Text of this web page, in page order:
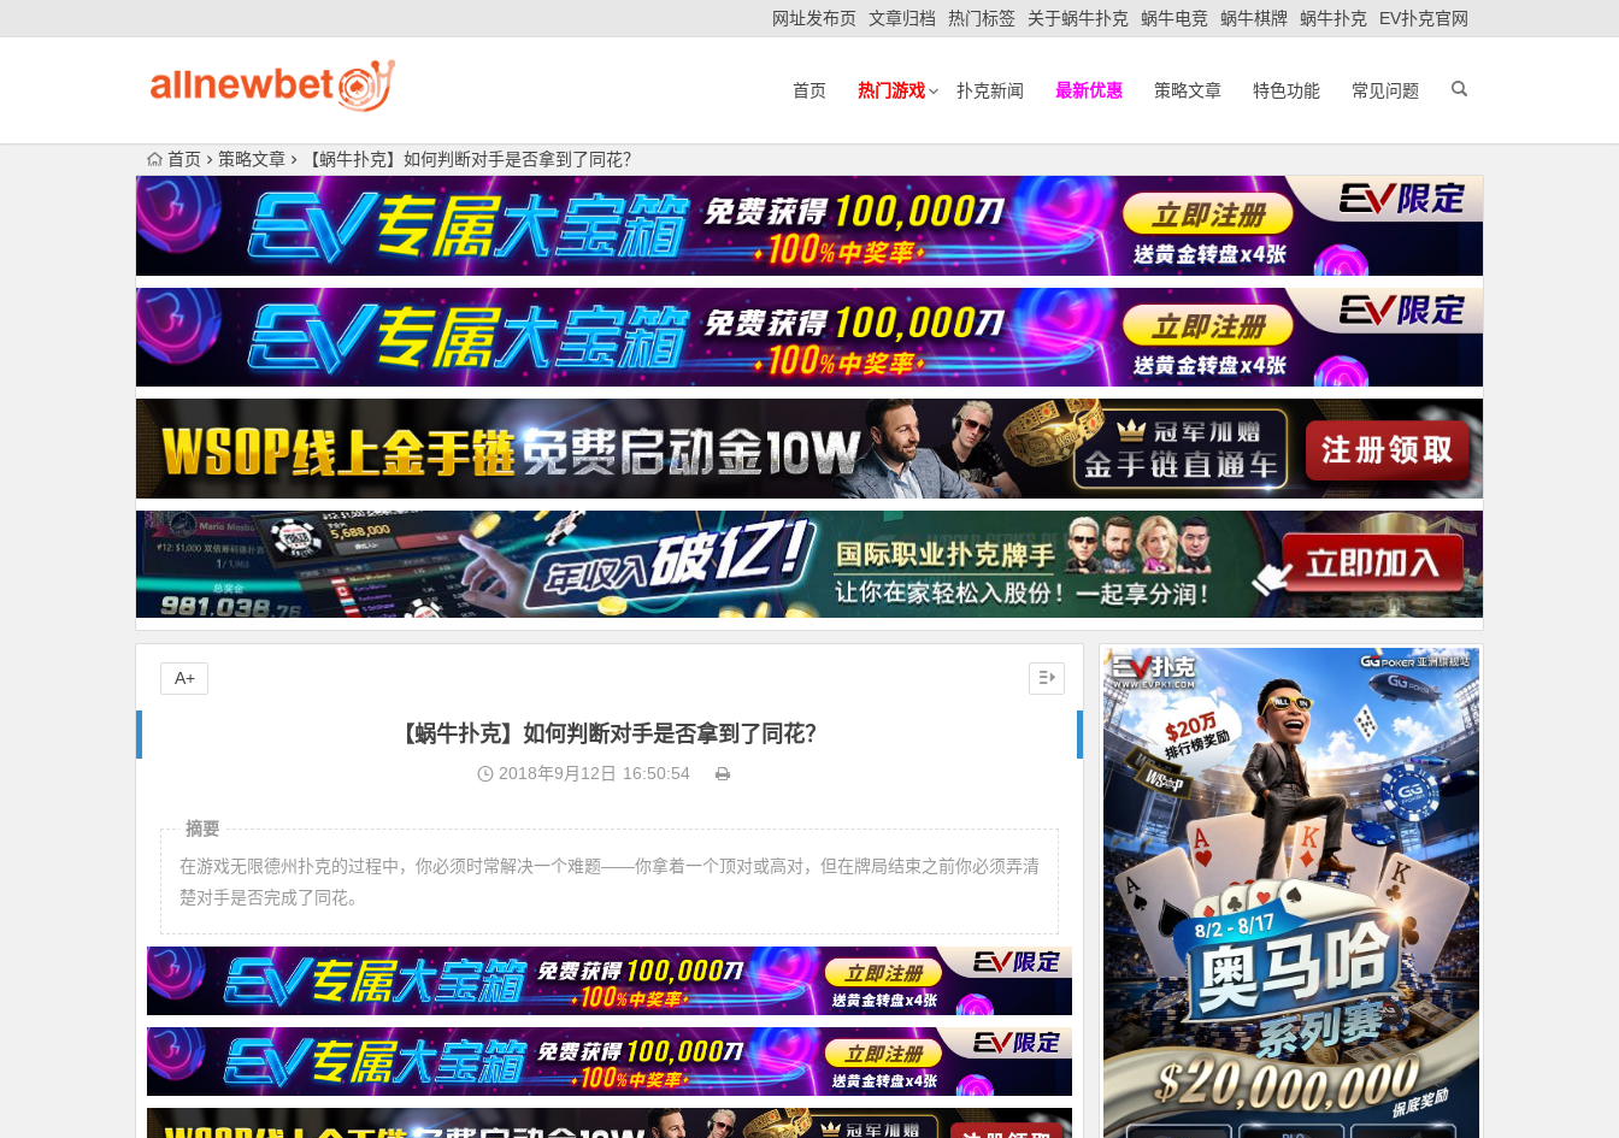
网址发布页 文章归档 热门标签 关于蜗牛扑克 蜗牛电竞 蜗牛棋牌 蜗牛扑克 EV扑克官网
首页 热门游戏 扑克新闻 最新优惠 策略文章 特色功能 常见问题
首页 策略文章 【蜗牛扑克】如何判断对手是否拿到了同花？
【蜗牛扑克】如何判断对手是否拿到了同花？
2018年9月12日 16:50:54
摘要
在游戏无限德州扑克的过程中，你必须时常解决一个难题——你拿着一个顶对或高对，但在牌局结束之前你必须弄清
楚对手是否完成了同花。
A+